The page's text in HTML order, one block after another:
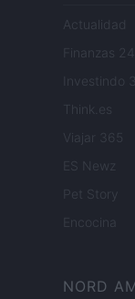
Actualidad
Finanzas 24
Investindo
Think.es
Viajar 365
ES Newz
Pet Story
Encocina
NORD